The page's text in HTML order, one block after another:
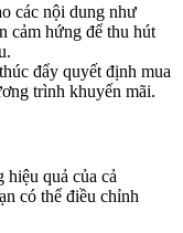
các nội dung như
cảm hứng để thu hút
đẩy quyết định mua
trình khuyến mãi.
quả của cả
có thể điều chỉnh